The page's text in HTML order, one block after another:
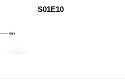
S01E10